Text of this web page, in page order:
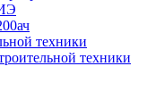
техники
техники